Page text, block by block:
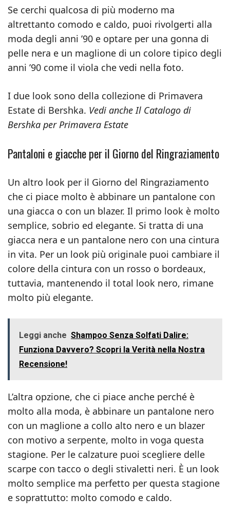
Se cerchi qualcosa di più moderno ma
altrettanto comodo e caldo, puoi rivolgerti alla
moda degli anni ’90 e optare per una gonna di
pelle nera e un maglione di un colore tipico degli
anni ’90 come il viola che vedi nella foto.
I due look sono della collezione di Primavera
Estate di Bershka. Vedi anche Il Catalogo di
Bershka per Primavera Estate
Pantaloni e giacche per il Giorno del Ringraziamento
Un altro look per il Giorno del Ringraziamento
che ci piace molto è abbinare un pantalone con
una giacca o con un blazer. Il primo look è molto
semplice, sobrio ed elegante. Si tratta di una
giacca nera e un pantalone nero con una cintura
in vita. Per un look più originale puoi cambiare il
colore della cintura con un rosso o bordeaux,
tuttavia, mantenendo il total look nero, rimane
molto più elegante.
Leggi anche Shampoo Senza Solfati Dalire:
Funziona Davvero? Scopri la Verità nella Nostra
Recensione!
L’altra opzione, che ci piace anche perché è
molto alla moda, è abbinare un pantalone nero
con un maglione a collo alto nero e un blazer
con motivo a serpente, molto in voga questa
stagione. Per le calzature puoi scegliere delle
scarpe con tacco o degli stivaletti neri. È un look
molto semplice ma perfetto per questa stagione
e soprattutto: molto comodo e caldo.